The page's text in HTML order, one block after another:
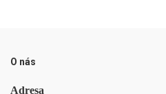
O nás
Adresa